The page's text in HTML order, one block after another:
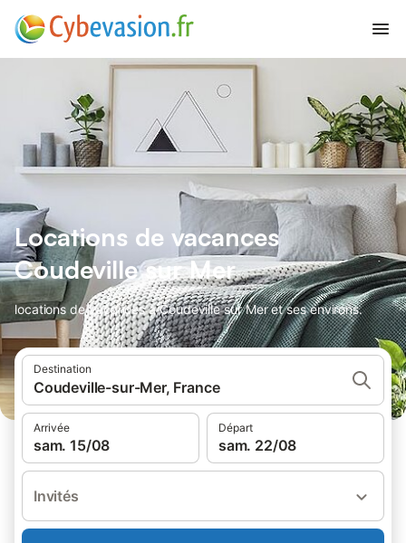
Locations de vacances
Coudeville sur Mer
locations de vacances à Coudeville sur Mer et ses environs.
Destination
Coudeville-sur-Mer, France
Arrivée
sam. 15/08
Départ
sam. 22/08
Invités